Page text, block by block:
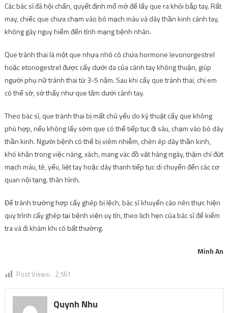
Các bác sĩ đã hội chẩn, quyết định mổ mở để lấy que ra khỏi bắp tay. Rất
may, chiếc que chưa chạm vào bó mạch máu và dây thần kinh cánh tay,
không gây nguy hiểm đến tính mạng bệnh nhân.
Que tránh thai là một que nhựa nhỏ có chứa hormone levonorgestrel
hoặc etonogestrel được cấy dưới da của cánh tay không thuận, giúp
người phụ nữ tránh thai từ 3-5 năm. Sau khi cấy que tránh thai, chị em
có thể sờ, sờ thấy như que tăm dưới cánh tay.
Theo bác sĩ, que tránh thai bị mất chủ yếu do kỹ thuật cấy que không
phù hợp, nếu không lấy sớm que có thể tiếp tục đi sâu, chạm vào bó dây
thần kinh. Người bệnh có thể bị viêm nhiễm, chèn ép dây thần kinh,
khó khăn trong việc nâng, xách, mang vác đồ vật hàng ngày, thậm chí đứt
mạch máu, tê, yếu, liệt tay hoặc dây thanh tiếp tục di chuyển đến các cơ
quan nội tạng. thân hình.
Để tránh trường hợp cấy ghép bị lệch, bác sĩ khuyến cáo nên thực hiện
quy trình cấy ghép tại bệnh viện uy tín, theo lịch hẹn của bác sĩ để kiểm
tra và đi khám khi có bất thường.
Minh An
Post Views: 2,561
Quynh Nhu